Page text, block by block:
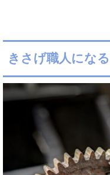
きさげ職人にな